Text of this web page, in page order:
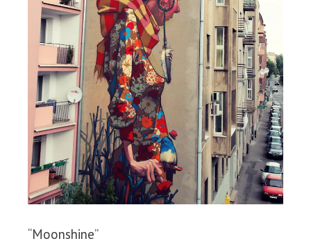
“Moonshine”